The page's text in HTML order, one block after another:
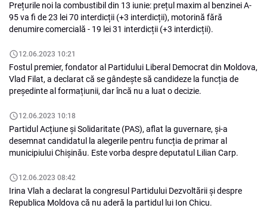
Prețurile noi la combustibil din 13 iunie: prețul maxim al benzinei A-
95 va fi de 23 lei 70 interdicții (+3 interdicții), motorină fără
denumire comercială - 19 lei 31 interdicții (+3 interdicții).
12.06.2023 10:21
Fostul premier, fondator al Partidului Liberal Democrat din Moldova,
Vlad Filat, a declarat că se gândește să candideze la funcția de
președinte al formațiunii, dar încă nu a luat o decizie.
12.06.2023 10:18
Partidul Acțiune și Solidaritate (PAS), aflat la guvernare, și-a
desemnat candidatul la alegerile pentru funcția de primar al
municipiului Chișinău. Este vorba despre deputatul Lilian Carp.
12.06.2023 08:42
Irina Vlah a declarat la congresul Partidului Dezvoltării și despre
Republica Moldova că nu aderă la partidul lui Ion Chicu.